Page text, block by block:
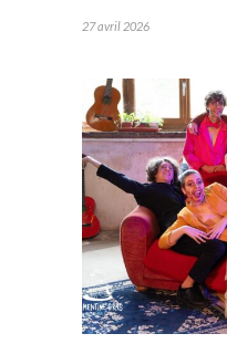
27 avril 2026